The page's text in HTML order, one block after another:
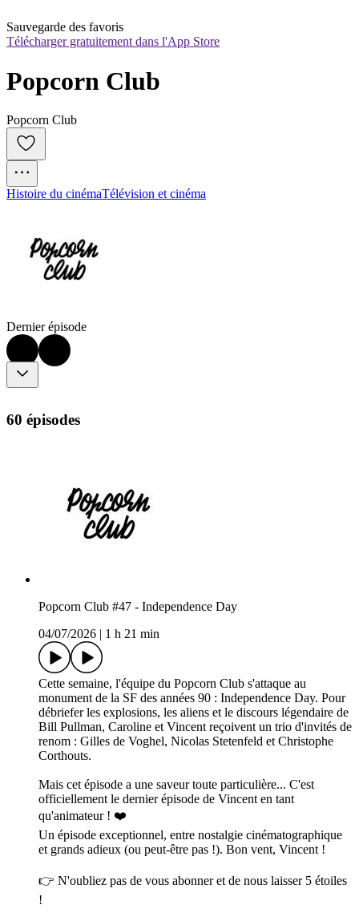
Sauvegarde des favoris
Télécharger gratuitement dans l'App Store
Popcorn Club
Popcorn Club
Histoire du cinémaTélévision et cinéma
Dernier épisode
60 épisodes
Popcorn Club #47 - Independence Day
04/07/2026
1 h 21 min
Cette semaine, l'équipe du Popcorn Club s'attaque au
monument de la SF des années 90 : Independence Day. Pour
débriefer les explosions, les aliens et le discours légendaire de
Bill Pullman, Caroline et Vincent reçoivent un trio d'invités de
renom : Gilles de Voghel, Nicolas Stetenfeld et Christophe
Corthouts.
Mais cet épisode a une saveur toute particulière... C'est
officiellement le dernier épisode de Vincent en tant
qu'animateur ! ❤️
Un épisode exceptionnel, entre nostalgie cinématographique
et grands adieux (ou peut-être pas !). Bon vent, Vincent !
👉 N'oubliez pas de vous abonner et de nous laisser 5 étoiles
!